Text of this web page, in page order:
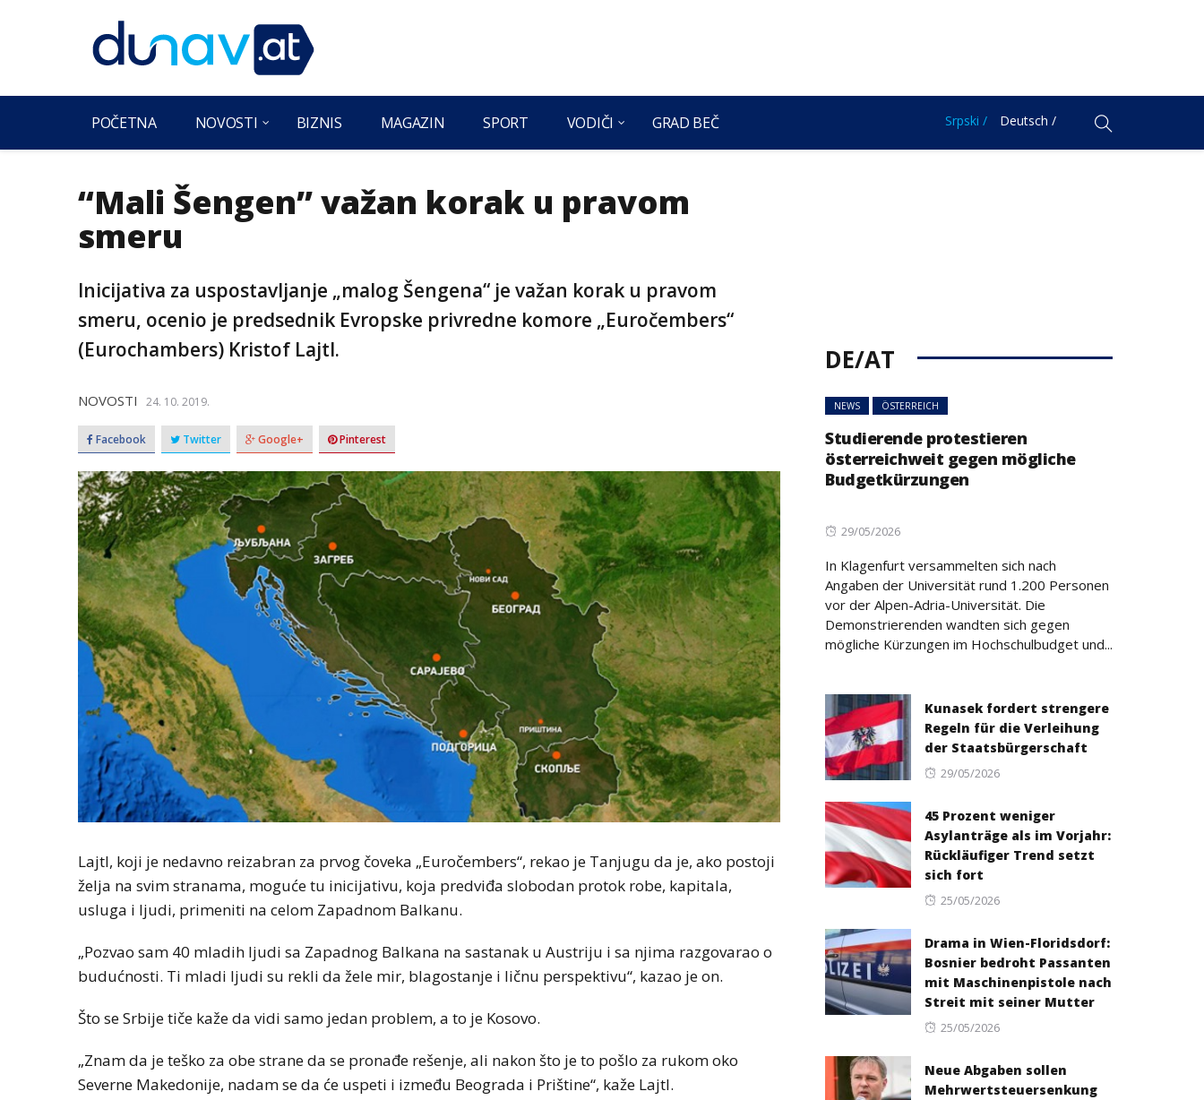
POČETNA NOVOSTI BIZNIS MAGAZIN SPORT VODIČI GRAD BEČ Srpski / Deutsch /
“Mali Šengen” važan korak u pravom
smeru
Inicijativa za uspostavljanje „malog Šengena“ je važan korak u pravom
smeru, ocenio je predsednik Evropske privredne komore „Euročembers“
(Eurochambers) Kristof Lajtl.
NOVOSTI 24. 10. 2019.
Facebook Twitter Google+ Pinterest
Lajtl, koji je nedavno reizabran za prvog čoveka „Euročembers“, rekao je Tanjugu da je, ako postoji
želja na svim stranama, moguće tu inicijativu, koja predviđa slobodan protok robe, kapitala,
usluga i ljudi, primeniti na celom Zapadnom Balkanu.
„Pozvao sam 40 mladih ljudi sa Zapadnog Balkana na sastanak u Austriju i sa njima razgovarao o
budućnosti. Ti mladi ljudi su rekli da žele mir, blagostanje i ličnu perspektivu“, kazao je on.
Što se Srbije tiče kaže da vidi samo jedan problem, a to je Kosovo.
„Znam da je teško za obe strane da se pronađe rešenje, ali nakon što je to pošlo za rukom oko
Severne Makedonije, nadam se da će uspeti i između Beograda i Prištine“, kaže Lajtl.
DE/AT
NEWS ÖSTERREICH
Studierende protestieren
österreichweit gegen mögliche
Budgetkürzungen
Posted
29/05/2026
In Klagenfurt versammelten sich nach
Angaben der Universität rund 1.200 Personen
vor der Alpen-Adria-Universität. Die
Demonstrierenden wandten sich gegen
mögliche Kürzungen im Hochschulbudget und...
Kunasek fordert strengere
Regeln für die Verleihung
der Staatsbürgerschaft
Posted
29/05/2026
45 Prozent weniger
Asylanträge als im Vorjahr:
Rückläufiger Trend setzt
sich fort
Posted
25/05/2026
Drama in Wien-Floridsdorf:
Bosnier bedroht Passanten
mit Maschinenpistole nach
Streit mit seiner Mutter
Posted
25/05/2026
Neue Abgaben sollen
Mehrwertsteuersenkung